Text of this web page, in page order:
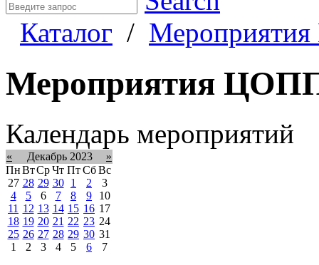
Каталог /
Мероприятия
Календарь мероприятий
« Декабрь 2023
»
ПнВтСрЧт Пт Сб Вс
27 28 29 30 1 2
3
4
5 6 7 8 9
10
11 12 13 14 15 16 17
18 19 20 21 22 23 24
25 26 27 28 29 30 31
1
2 3 4 5 6 7